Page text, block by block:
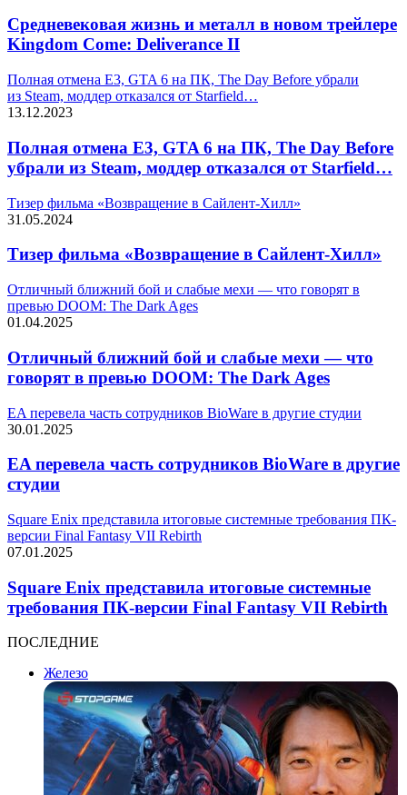
Средневековая жизнь и металл в новом трейлере
Kingdom Come: Deliverance II
Полная отмена Е3, GTA 6 на ПК, The Day Before убрали
из Steam, моддер отказался от Starfield…
13.12.2023
Полная отмена Е3, GTA 6 на ПК, The Day Before
убрали из Steam, моддер отказался от Starfield…
Тизер фильма «Возвращение в Сайлент-Хилл»
31.05.2024
Тизер фильма «Возвращение в Сайлент-Хилл»
Отличный ближний бой и слабые мехи — что говорят в
превью DOOM: The Dark Ages
01.04.2025
Отличный ближний бой и слабые мехи — что
говорят в превью DOOM: The Dark Ages
EA перевела часть сотрудников BioWare в другие студии
30.01.2025
EA перевела часть сотрудников BioWare в другие
студии
Square Enix представила итоговые системные требования ПК-
версии Final Fantasy VII Rebirth
07.01.2025
Square Enix представила итоговые системные
требования ПК-версии Final Fantasy VII Rebirth
ПОСЛЕДНИЕ
Железо